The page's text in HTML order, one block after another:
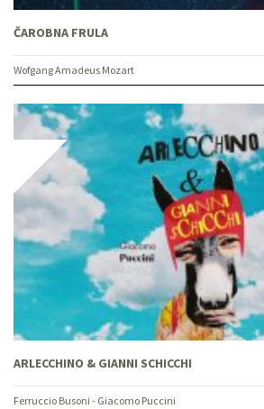
ČAROBNA FRULA
Wofgang Amadeus Mozart
ARLECCHINO & GIANNI SCHICCHI
Ferruccio Busoni - Giacomo Puccini